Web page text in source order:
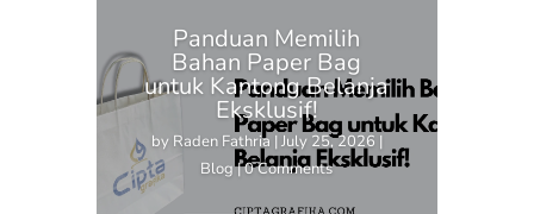
Panduan Memilih
Bahan Paper Bag
untuk Kantong Belanja
Eksklusif!
by Raden Fathria | July 25, 2026 |
Blog| 0 Comments